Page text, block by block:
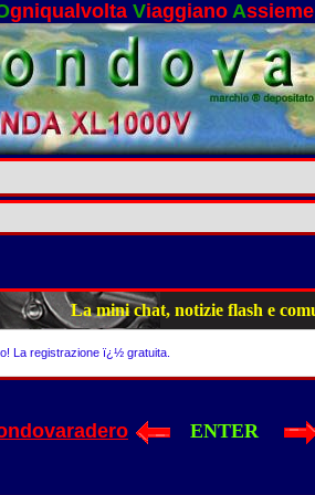
gniqualvolta Viaggiano Assieme
La mini chat, notizie flash e
La registrazione ï¿½ gratuita.
ENTER